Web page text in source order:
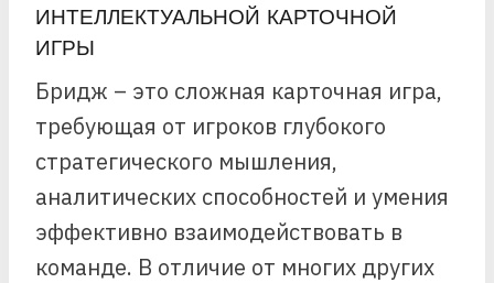
ИНТЕЛЛЕКТУАЛЬНОЙ КАРТОЧНОЙ
ИГРЫ
Бридж – это сложная карточная игра,
требующая от игроков глубокого
стратегического мышления,
аналитических способностей и умения
эффективно взаимодействовать в
команде. В отличие от многих других